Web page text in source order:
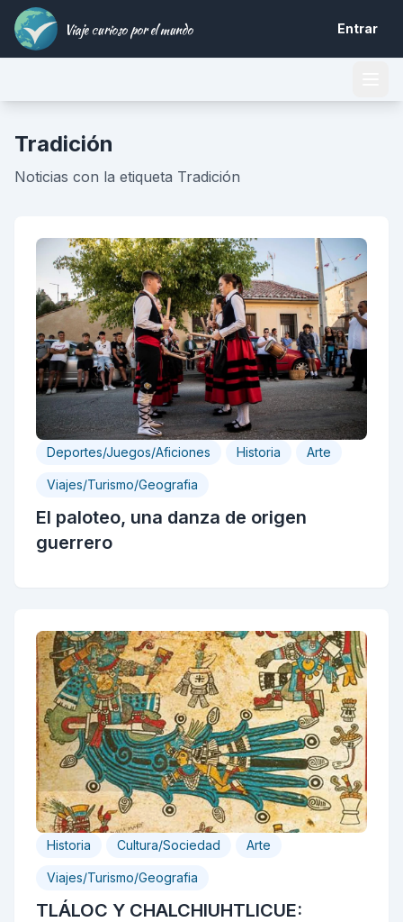
Viaje curioso por el mundo Entrar
Tradición
Noticias con la etiqueta Tradición
Deportes/Juegos/Aficiones Historia Arte
Viajes/Turismo/Geografia
El paloteo, una danza de origen
guerrero
Historia Cultura/Sociedad Arte
Viajes/Turismo/Geografia
TLÁLOC Y CHALCHIUHTLICUE: